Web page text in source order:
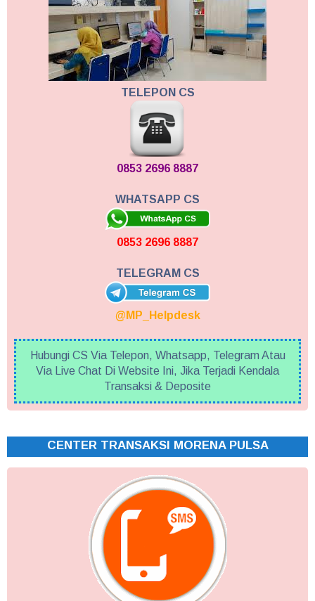
TELEPON CS
0853 2696 8887
WHATSAPP CS
0853 2696 8887
TELEGRAM CS
@MP_Helpdesk
Hubungi CS Via Telepon, Whatsapp, Telegram Atau
Via Live Chat Di Website Ini, Jika Terjadi Kendala
Transaksi & Deposite
CENTER TRANSAKSI MORENA PULSA